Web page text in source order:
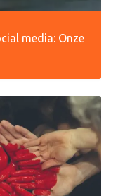
media: Onze